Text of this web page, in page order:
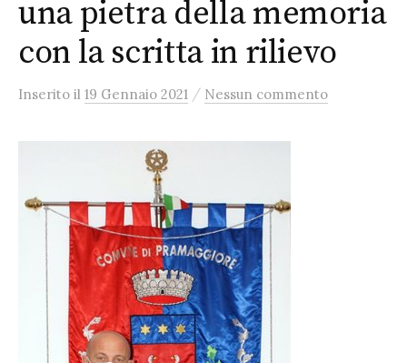
una pietra della memoria
con la scritta in rilievo
Inserito il 19 Gennaio 2021 / Nessun commento